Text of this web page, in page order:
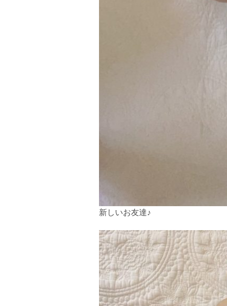
新しいお友達♪